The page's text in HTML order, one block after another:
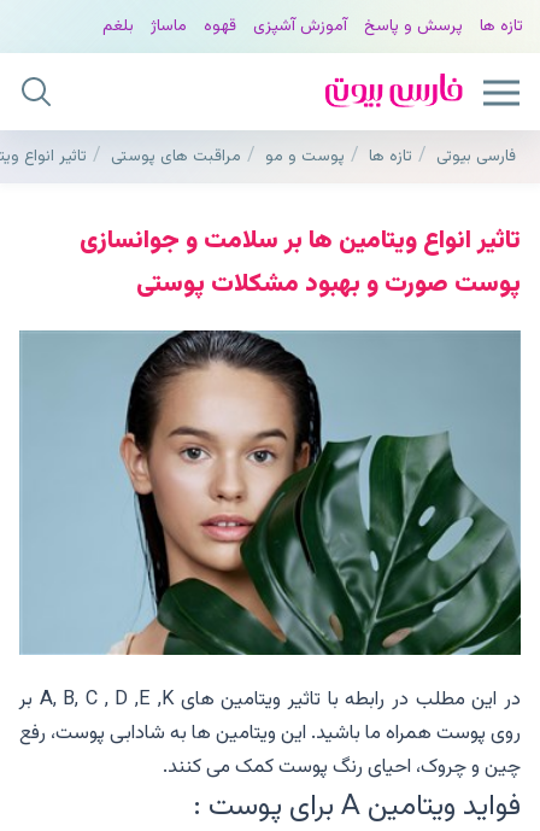
تازه ها پرسش و پاسخ آموزش آشپزی قهوه ماساژ بلغم
فارسی بیوتی تازه ها پوست و مو مراقبت های پوستی تاثیر
تاثیر انواع ویتامین ها بر سلامت و جوانسازی
پوست صورت و بهبود مشکلات پوستی
در این مطلب در رابطه با تاثیر ویتامین های A, B, C , D ,E ,K بر
روی پوست همراه ما باشید. این ویتامین ها به شادابی پوست، رفع
چین و چروک، احیای رنگ پوست کمک می کنند.
فواید ویتامین A برای پوست :